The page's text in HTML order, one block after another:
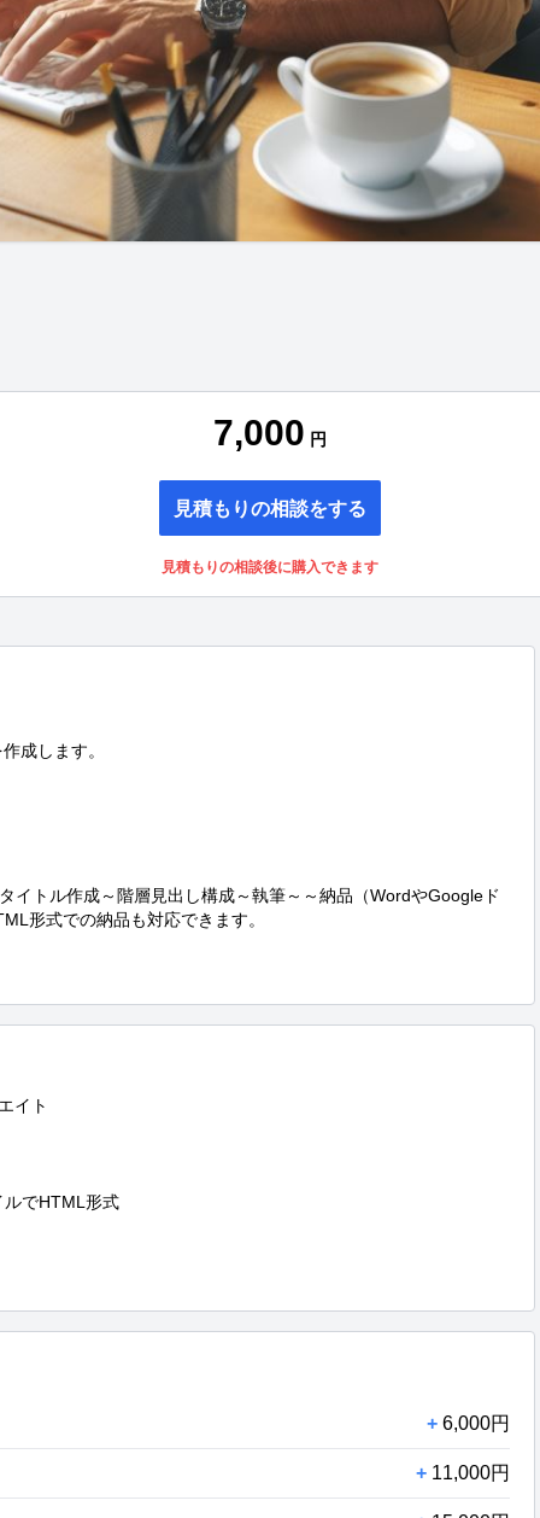
7,000 円
見積もりの相談をする
見積もりの相談後に購入できます
成します。
イトル作成～階層見出し構成～執筆～～納品（WordやGoogleド
形式での納品も対応できます。
イト
でHTML形式
+ 6,000円
+ 11,000円